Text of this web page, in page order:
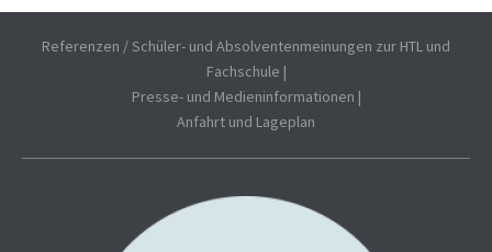
Referenzen / Schüler- und Absolventenmeinungen zur HTL und
Fachschule |
Presse- und Medieninformationen |
Anfahrt und Lageplan